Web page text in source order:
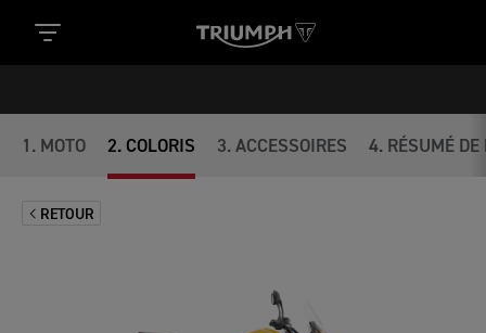
1 . MOTO 2. COLORIS 3. ACCESSOIRES 4. RÉSUMÉ DE
RETOUR